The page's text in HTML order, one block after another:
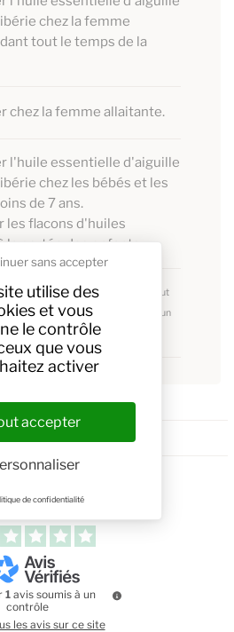
utilise des
et vous
le contrôle
que vous
activer
accepter
sans accepter
de confidentialité
chez la femme
tout le temps de la
chez la femme allaitante.
l'huile essentielle d'aiguille
chez les bébés et les
de 7 ans.
les flacons d'huiles
la portée des enfants.
des huiles essentielles. Pour tout
un but thérapeutique, consultez un
1/5
1 avis soumis à un
contrôle
les avis sur ce site